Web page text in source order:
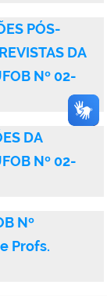
PÓS-
DA
Nº 02-
DA
Nº 02-
Nº
Profs.